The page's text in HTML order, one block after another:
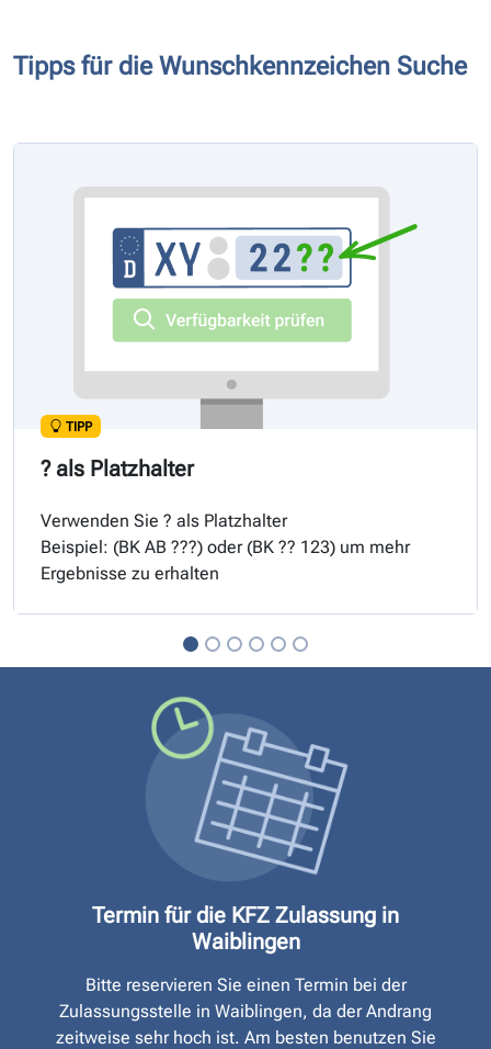
Tipps für die Wunschkennzeichen Suche
TIPP
? als Platzhalter
Verwenden Sie ? als Platzhalter
Beispiel: (BK AB ???) oder (BK ?? 123) um mehr
Ergebnisse zu erhalten
Termin für die KFZ Zulassung in
Waiblingen
Bitte reservieren Sie einen Termin bei der
Zulassungsstelle in Waiblingen, da der Andrang
zeitweise sehr hoch ist. Am besten benutzen Sie